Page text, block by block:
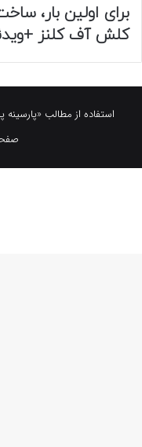
برای اولین بار،
کلش آف کلنز
استفاده از مطالب